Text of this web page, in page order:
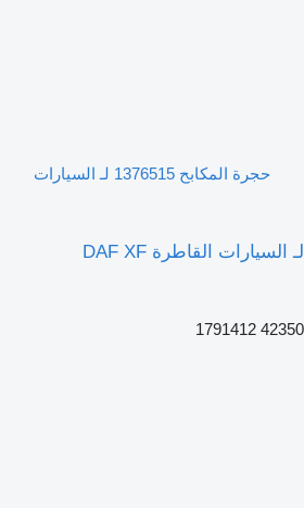
حجرة المكابح 1376515 لـ السيارات